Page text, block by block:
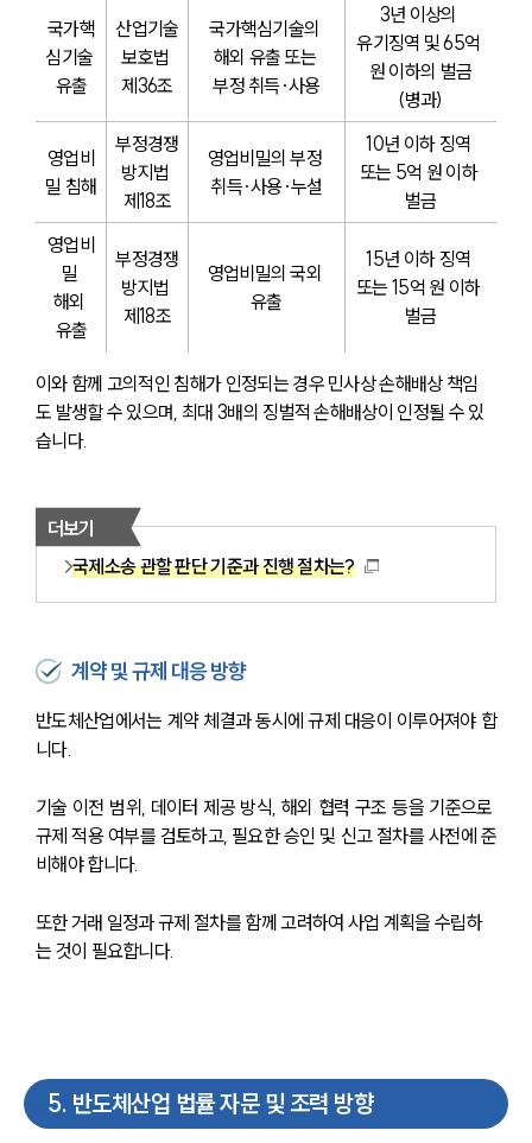
국가핵
심기술
유출
산업기술
보호법
제36조
국가핵심기술의
해외 유출 또는
부정 취득·사용
3년 이상의
유기징역 및 65억
원 이하의 벌금
(병과)
영업비
밀 침해
부정경쟁
방지법
제18조
영업비밀의 부정
취득·사용·누설
10년 이하 징역
또는 5억 원 이하
벌금
영업비
밀
해외
유출
부정경쟁
방지법
제18조
영업비밀의 국외
유출
15년 이하 징역
또는 15억 원 이하
벌금
이와 함께 고의적인 침해가 인정되는 경우 민사상 손해배상 책임
도 발생할 수 있으며, 최대 3배의 징벌적 손해배상이 인정될 수 있
습니다.
더보기
국제소송 관할 판단 기준과 진행 절차는?
계약 및 규제 대응 방향
반도체산업에서는 계약 체결과 동시에 규제 대응이 이루어져야 합
니다.
기술 이전 범위, 데이터 제공 방식, 해외 협력 구조 등을 기준으로
규제 적용 여부를 검토하고, 필요한 승인 및 신고 절차를 사전에 준
비해야 합니다.
또한 거래 일정과 규제 절차를 함께 고려하여 사업 계획을 수립하
는 것이 필요합니다.
5. 반도체산업 법률 자문 및 조력 방향